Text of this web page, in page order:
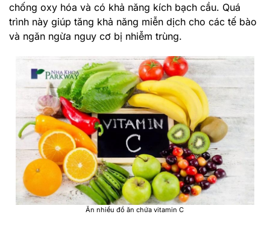
chống oxy hóa và có khả năng kích bạch cầu. Quá
trình này giúp tăng khả năng miễn dịch cho các tế bào
và ngăn ngừa nguy cơ bị nhiễm trùng.
Ăn nhiều đồ ăn chứa vitamin C